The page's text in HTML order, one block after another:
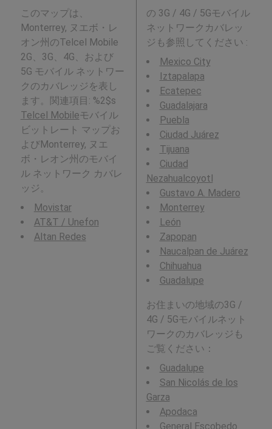
このマップは、
Monterrey, ヌエボ・レ
オン州のTelcel Mobile
2G、3G、4G、および
5G モバイル ネットワー
クのカバレッジを表し
ます。関連項目: %2$s
Telcel Mobileモバイル
ビットレート マップお
よびMonterrey, ヌエ
ボ・レオン州のモバイ
ル ネットワーク カバレ
ッジ。
Movistar
AT&T / Unefon
Altan Redes
の 3G / 4G / 5Gモバイル
ネットワークカバレッ
ジも参照してください :
Mexico City
Iztapalapa
Ecatepec
Guadalajara
Puebla
Ciudad Juárez
Tijuana
Ciudad
Nezahualcoyotl
Gustavo A. Madero
Monterrey
León
Zapopan
Naucalpan de Juárez
Chihuahua
Guadalupe
お住まいの地域の3G /
4G / 5Gモバイルネット
ワークのカバレッジも
ご覧ください：
Guadalupe
San Nicolás de los
Garza
Apodaca
General Escobedo